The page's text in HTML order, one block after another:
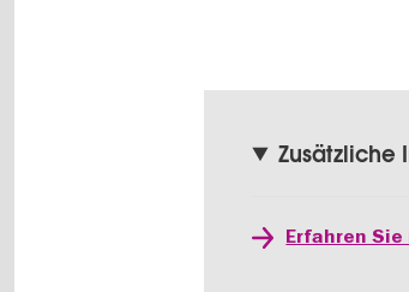
Zusätzliche
Erfahren Sie